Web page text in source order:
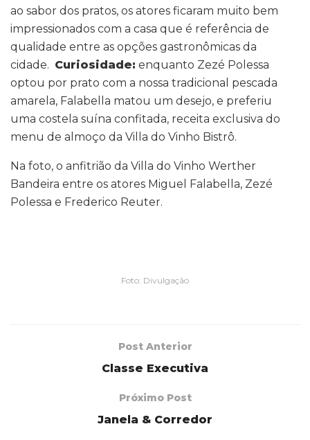
ao sabor dos pratos, os atores ficaram muito bem
impressionados com a casa que é referência de
qualidade entre as opções gastronômicas da
cidade. Curiosidade: enquanto Zezé Polessa
optou por prato com a nossa tradicional pescada
amarela, Falabella matou um desejo, e preferiu
uma costela suína confitada, receita exclusiva do
menu de almoço da Villa do Vinho Bistrô.
Na foto, o anfitrião da Villa do Vinho Werther
Bandeira entre os atores Miguel Falabella, Zezé
Polessa e Frederico Reuter.
Foto: Divulgação
Post Anterior
Classe Executiva
Próximo Post
Janela & Corredor